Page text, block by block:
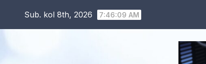
Sub. kol 8th, 2026 7:46:10 AM